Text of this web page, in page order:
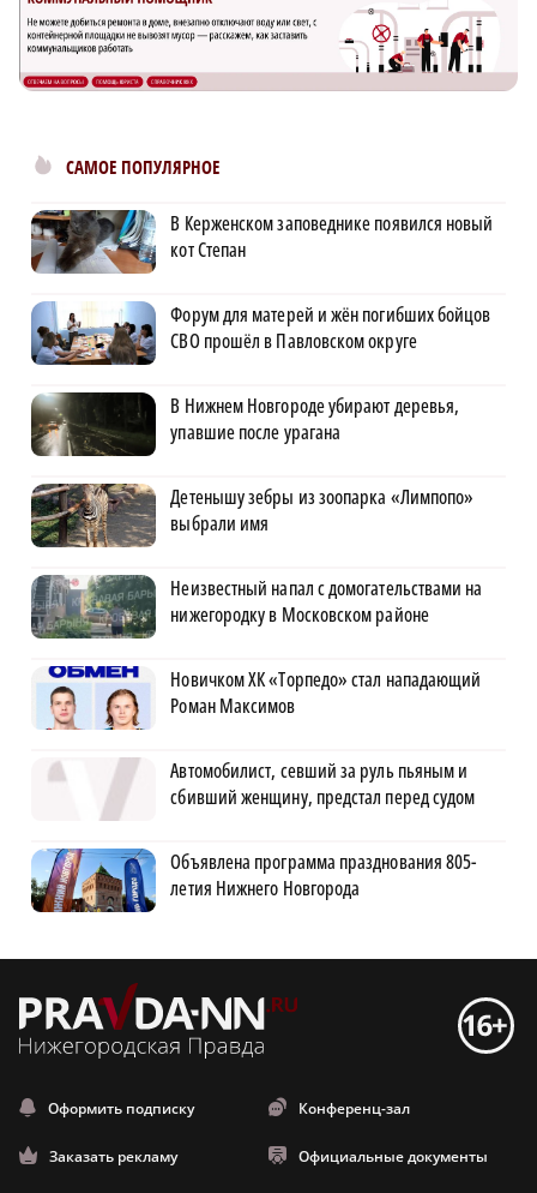
САМОЕ ПОПУЛЯРНОЕ
В Керженском заповеднике появился новый
кот Степан
Форум для матерей и жён погибших бойцов
СВО прошёл в Павловском округе
В Нижнем Новгороде убирают деревья,
упавшие после урагана
Детенышу зебры из зоопарка «Лимпопо»
выбрали имя
Неизвестный напал с домогательствами на
нижегородку в Московском районе
Новичком ХК «Торпедо» стал нападающий
Роман Максимов
Автомобилист, севший за руль пьяным и
сбивший женщину, предстал перед судом
Объявлена программа празднования 805-
летия Нижнего Новгорода
Оформить подписку Конференц-зал
Заказать рекламу Официальные документы